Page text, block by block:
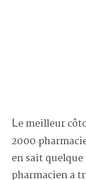
Le meilleur côtoie le pire dans les quelque
2000
en sait
pharmacien a